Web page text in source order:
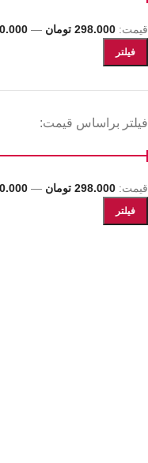
فیلتر
قیمت: 298.000 تومان —
فیلتر براساس قیمت:
فیلتر
قیمت: 298.000 تومان —